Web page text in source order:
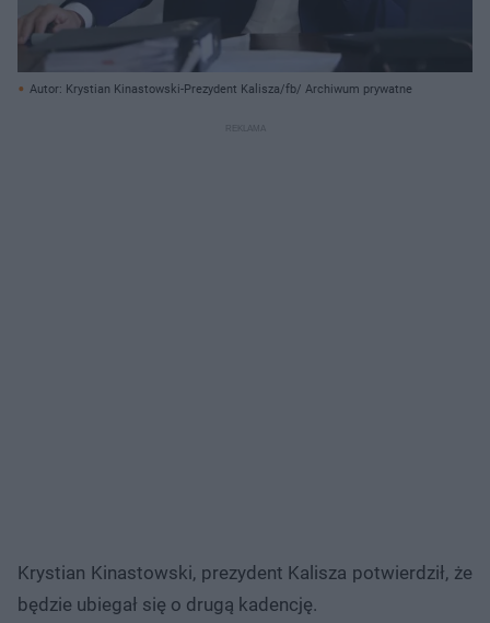
Autor: Krystian Kinastowski-Prezydent Kalisza/fb/ Archiwum prywatne
Krystian Kinastowski, prezydent Kalisza potwierdził, że
będzie ubiegał się o drugą kadencję.